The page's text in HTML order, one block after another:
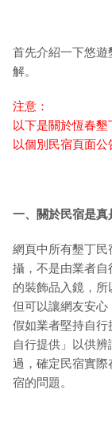
首先介紹一下悠遊
解。
注意：
以下是關於恆春
以個別民宿頁面公
一、關於民宿是真
網頁中所有墾丁民
攝，不是由業者自
的裝飾品入鏡，
但可以讓網友安心
假如業者堅持自
自行提供」以供
過，確定民宿實際
宿的問題。